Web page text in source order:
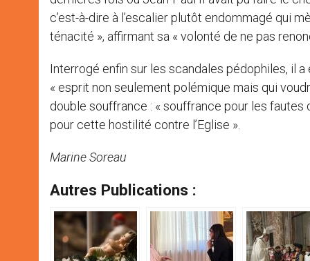
c’est-à-dire à l’escalier plutôt endommagé qui
ténacité », affirmant sa « volonté de ne pas
Interrogé enfin sur les scandales pédophiles, il a
« esprit non seulement polémique mais qui
double souffrance : « souffrance pour les
pour cette hostilité contre l’Eglise ».
Marine Soreau
Autres Publications :